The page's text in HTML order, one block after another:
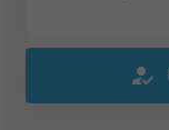
how_to_reg